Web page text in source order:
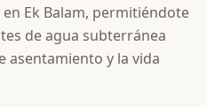
Ek Balam, permitiéndote
de agua subterránea
asentamiento y la vida